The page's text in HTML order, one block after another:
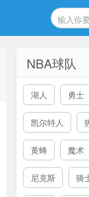
NBA球队
湖人 勇士
凯尔特人
黄蜂 魔术
尼克斯 骑